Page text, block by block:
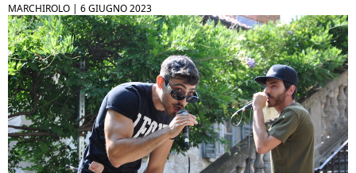
MARCHIROLO | 6 GIUGNO 2023